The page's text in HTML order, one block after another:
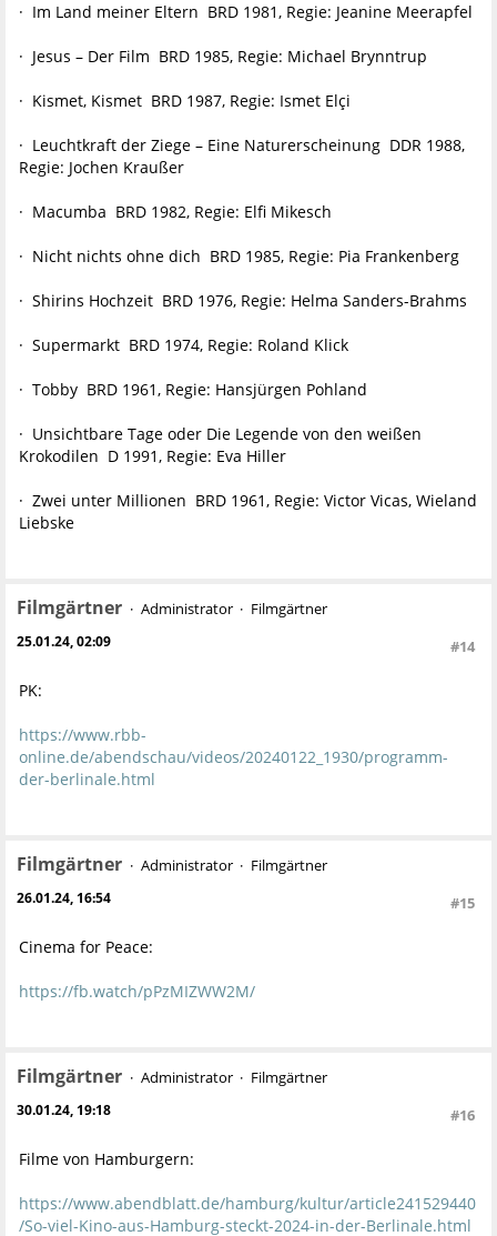
· Im Land meiner Eltern BRD 1981, Regie: Jeanine Meerapfel
· Jesus – Der Film BRD 1985, Regie: Michael Brynntrup
· Kismet, Kismet BRD 1987, Regie: Ismet Elçi
· Leuchtkraft der Ziege – Eine Naturerscheinung DDR 1988,
Regie: Jochen Kraußer
· Macumba BRD 1982, Regie: Elfi Mikesch
· Nicht nichts ohne dich BRD 1985, Regie: Pia Frankenberg
· Shirins Hochzeit BRD 1976, Regie: Helma Sanders-Brahms
· Supermarkt BRD 1974, Regie: Roland Klick
· Tobby BRD 1961, Regie: Hansjürgen Pohland
· Unsichtbare Tage oder Die Legende von den weißen
Krokodilen D 1991, Regie: Eva Hiller
· Zwei unter Millionen BRD 1961, Regie: Victor Vicas, Wieland
Liebske
Filmgärtner Administrator Filmgärtner
25.01.24, 02:09 #14
PK:
https://www.rbb-
online.de/abendschau/videos/20240122_1930/programm-
der-berlinale.html
Filmgärtner Administrator Filmgärtner
26.01.24, 16:54 #15
Cinema for Peace:
https://fb.watch/pPzMIZWW2M/
Filmgärtner Administrator Filmgärtner
30.01.24, 19:18 #16
Filme von Hamburgern:
https://www.abendblatt.de/hamburg/kultur/article241529440
/So-viel-Kino-aus-Hamburg-steckt-2024-in-der-Berlinale.html